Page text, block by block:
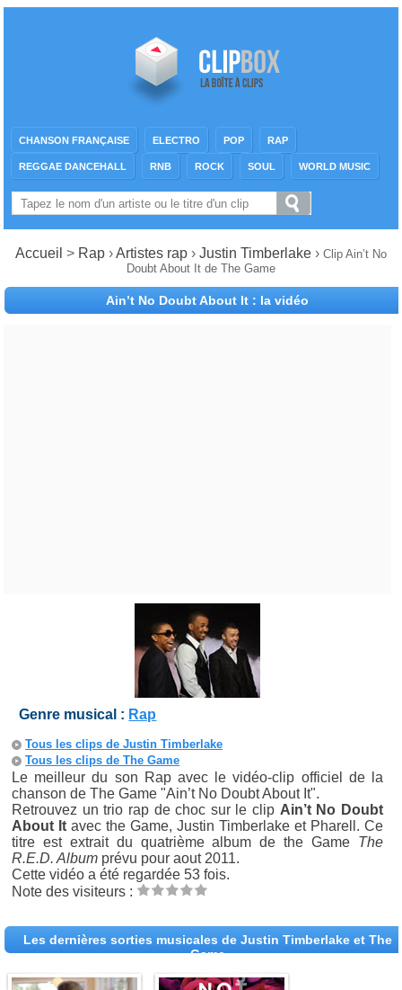
CHANSON FRANÇAISE ELECTRO POP RAP
REGGAE DANCEHALL RNB ROCK SOUL WORLD MUSIC
Accueil > Rap ›Artistes rap › Justin Timberlake › Clip Ain’t No
Doubt About It de The Game
Ain’t No Doubt About It : la vidéo
Genre musical : Rap
Tous les clips de Justin Timberlake
Tous les clips de The Game
Le meilleur du son Rap avec le vidéo-clip officiel de la
chanson de The Game "Ain’t No Doubt About It".
Retrouvez un trio rap de choc sur le clip Ain’t No Doubt
About It avec the Game, Justin Timberlake et Pharell. Ce
titre est extrait du quatrième album de the Game The
R.E.D. Album prévu pour aout 2011.
Cette vidéo a été regardée 53 fois.
Note des visiteurs :
Les dernières sorties musicales de Justin Timberlake et The
Game